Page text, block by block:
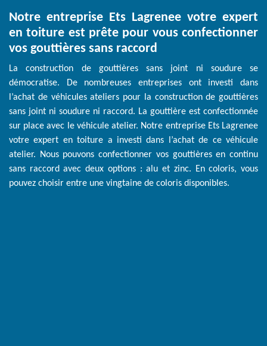
Notre entreprise Ets Lagrenee votre expert
en toiture est prête pour vous confectionner
vos gouttières sans raccord
La construction de gouttières sans joint ni soudure se
démocratise. De nombreuses entreprises ont investi dans
l’achat de véhicules ateliers pour la construction de gouttières
sans joint ni soudure ni raccord. La gouttière est confectionnée
sur place avec le véhicule atelier. Notre entreprise Ets Lagrenee
votre expert en toiture a investi dans l’achat de ce véhicule
atelier. Nous pouvons confectionner vos gouttières en continu
sans raccord avec deux options : alu et zinc. En coloris, vous
pouvez choisir entre une vingtaine de coloris disponibles.